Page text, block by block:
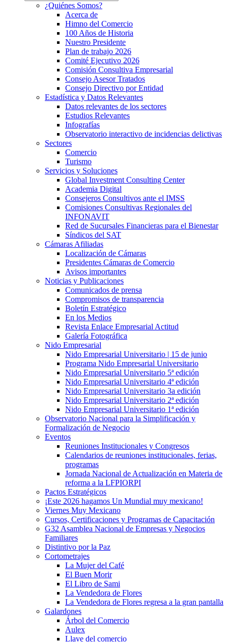
¿Quiénes Somos?
Acerca de
Himno del Comercio
100 Años de Historia
Nuestro Presidente
Plan de trabajo 2026
Comité Ejecutivo 2026
Comisión Consultiva Empresarial
Consejo Asesor Tratados
Consejo Directivo por Entidad
Estadística y Datos Relevantes
Datos relevantes de los sectores
Estudios Relevantes
Infografías
Observatorio interactivo de incidencias delictivas
Sectores
Comercio
Turismo
Servicios y Soluciones
Global Investment Consulting Center
Academia Digital
Consejeros Consultivos ante el IMSS
Comisiones Consultivas Regionales del
INFONAVIT
Red de Sucursales Financieras para el Bienestar
Síndicos del SAT
Cámaras Afiliadas
Localización de Cámaras
Presidentes Cámaras de Comercio
Avisos importantes
Noticias y Publicaciones
Comunicados de prensa
Compromisos de transparencia
Boletín Estratégico
En los Medios
Revista Enlace Empresarial Actitud
Galería Fotográfica
Nido Empresarial
Nido Empresarial Universitario | 15 de junio
Programa Nido Empresarial Universitario
Nido Empresarial Universitario 5ª edición
Nido Empresarial Universitario 4ª edición
Nido Empresarial Universitario 3a edición
Nido Empresarial Universitario 2ª edición
Nido Empresarial Universitario 1ª edición
Observatorio Nacional para la Simplificación y
Formalización de Negocio
Eventos
Reuniones Institucionales y Congresos
Calendarios de reuniones institucionales, ferias,
programas
Jornada Nacional de Actualización en Materia de
reforma a la LFPIORPI
Pactos Estratégicos
¡Este 2026 hagamos Un Mundial muy mexicano!
Viernes Muy Mexicano
Cursos, Certificaciones y Programas de Capacitación
G32 Asamblea Nacional de Empresas y Negocios
Familiares
Distintivo por la Paz
Cortometrajes
La Mujer del Café
El Buen Morir
El Libro de Sami
La Vendedora de Flores
La Vendedora de Flores regresa a la gran pantalla
Galardones
Árbol del Comercio
Aulex
Llave del comercio